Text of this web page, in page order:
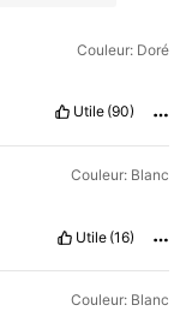
Couleur: Doré
Utile (90)
Couleur: Blanc
Utile (16)
Couleur: Blanc